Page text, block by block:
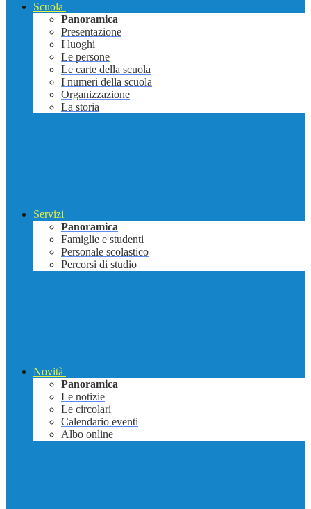
Scuola
Panoramica
Presentazione
I luoghi
Le persone
Le carte della scuola
I numeri della scuola
Organizzazione
La storia
Servizi
Panoramica
Famiglie e studenti
Personale scolastico
Percorsi di studio
Novità
Panoramica
Le notizie
Le circolari
Calendario eventi
Albo online